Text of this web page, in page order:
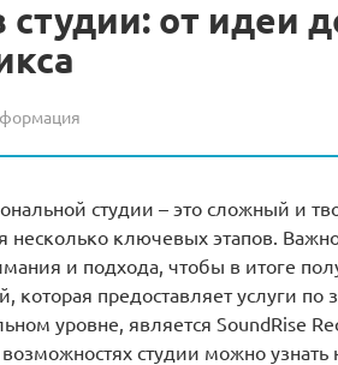
студии: от идеи
студии – это сложный и
несколько ключевых этапов.
и подхода, чтобы в итоге
которая предоставляет услуги по
уровне, является SoundRise
студии можно